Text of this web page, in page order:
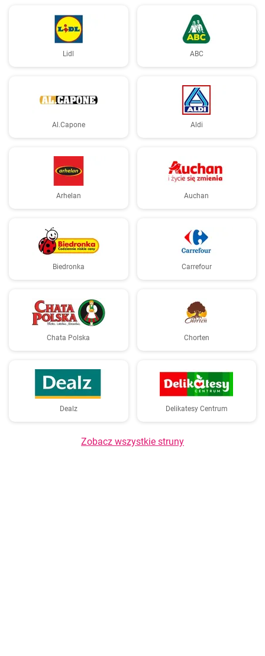
Lidl ABC
Al.Capone Aldi
Arhelan Auchan
Biedronka Carrefour
Chata Polska Chorten
Dealz Delikatesy Centrum
Zobacz wszystkie struny